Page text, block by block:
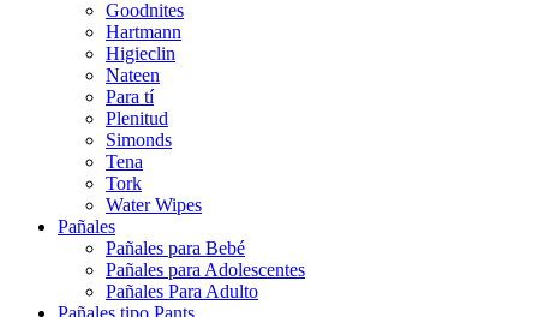
Goodnites
Hartmann
Higieclin
Nateen
Para tí
Plenitud
Simonds
Tena
Tork
Water Wipes
Pañales
Pañales para Bebé
Pañales para Adolescentes
Pañales Para Adulto
Pañales tipo Pants